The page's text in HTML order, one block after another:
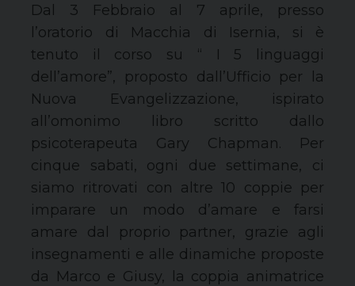
Dal 3 Febbraio al 7 aprile, presso
l’oratorio di Macchia di Isernia, si è
tenuto il corso su “ I 5 linguaggi
dell’amore”, proposto dall’Ufficio per la
Nuova Evangelizzazione, ispirato
all’omonimo libro scritto dallo
psicoterapeuta Gary Chapman. Per
cinque sabati, ogni due settimane, ci
siamo ritrovati con altre 10 coppie per
imparare un modo d’amare e farsi
amare dal proprio partner, grazie agli
insegnamenti e alle dinamiche proposte
da Marco e Giusy, la coppia animatrice